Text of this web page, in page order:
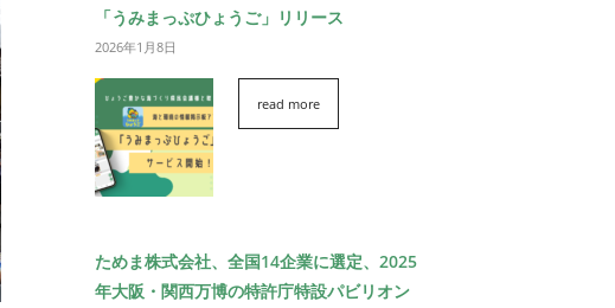
「うみまっぷひょうご」リリース
2026年1月8日
read more
ためま株式会社、全国14企業に選定、2025
年大阪・関西万博の特許庁特設パビリオン